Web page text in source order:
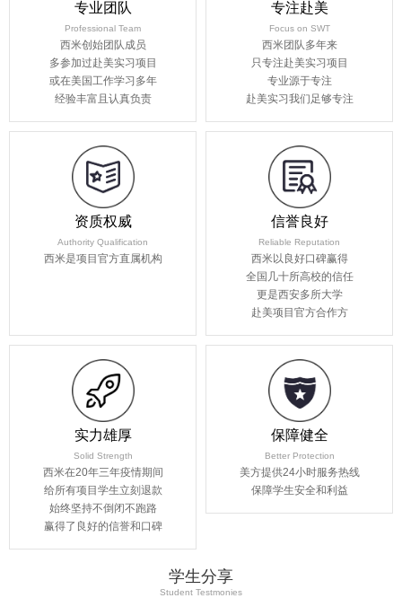
专业团队
Professional Team
西米创始团队成员
多参加过赴美实习项目
或在美国工作学习多年
经验丰富且认真负责
专注赴美
Focus on SWT
西米团队多年来
只专注赴美实习项目
专业源于专注
赴美实习我们足够专注
资质权威
Authority Qualification
西米是项目官方直属机构
信誉良好
Reliable Reputation
西米以良好口碑赢得
全国几十所高校的信任
更是西安多所大学
赴美项目官方合作方
实力雄厚
Solid Strength
西米在20年三年疫情期间
给所有项目学生立刻退款
始终坚持不倒闭不跑路
赢得了良好的信誉和口碑
保障健全
Better Protection
美方提供24小时服务热线
保障学生安全和利益
学生分享
Student Testmonies